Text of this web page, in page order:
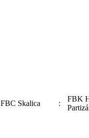
FBC Skalica :
FBK